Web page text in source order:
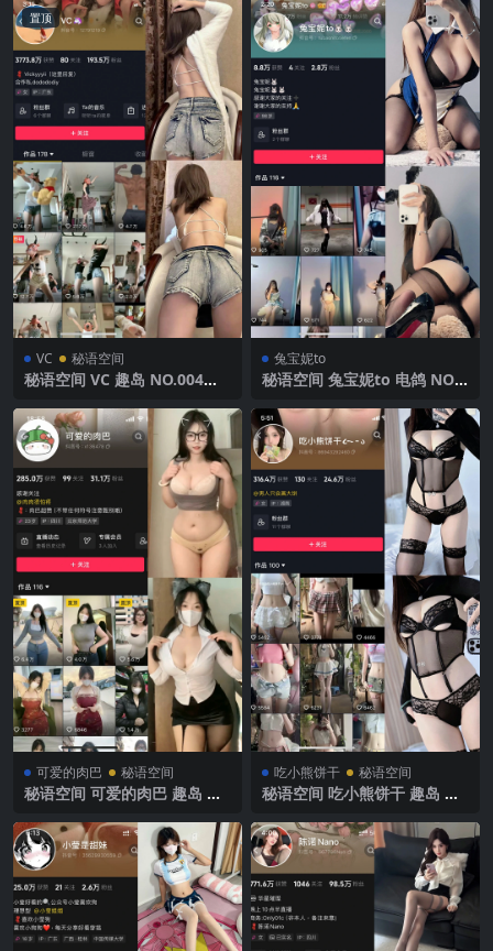
置顶
VC 秘语空间
秘语空间 VC 趣岛 NO.004期
兔宝妮to
秘语空间 兔宝妮to 电鸽 NO.0
完整版
可爱的肉巴 秘语空间
秘语空间 可爱的肉巴 趣岛 N
新完整版
吃小熊饼干 秘语空间
秘语空间 吃小熊饼干 趣岛 N
新完整版